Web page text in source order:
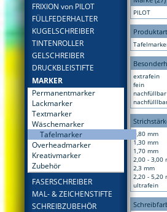
FRIXION von PILOT
FÜLLFEDERHALTER
KUGELSCHREIBER
TINTENROLLER
GELSCHREIBER
DRUCKBLEISTIFTE
MARKER
Permanentmarker
Lackmarker
Textmarker
Wäschemarker
Tafelmarker
Overheadmarker
Kreativmarker
Zubehör
FASERSCHREIBER
MAL- & ZEICHENSTIFTE
SCHREIBZUBEHÖR
PILOT
extrafein
fein
nachfüllbar
0,80 mm
1,30 mm
1,70 mm
2,00 - 3,00
2,3 mm
2,20 - 5,20
ultrafein